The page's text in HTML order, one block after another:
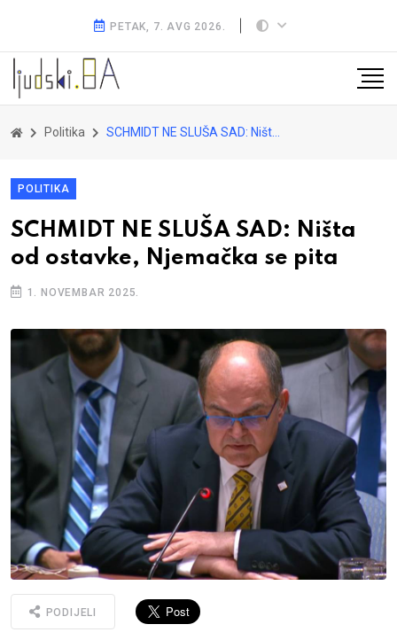
PETAK, 7. AVG 2026.
Politika SCHMIDT NE SLUŠA SAD: Ništa od ostavke, Njemačka se pita
POLITIKA
SCHMIDT NE SLUŠA SAD: Ništa
od ostavke, Njemačka se pita
1. NOVEMBAR 2025.
PODIJELI